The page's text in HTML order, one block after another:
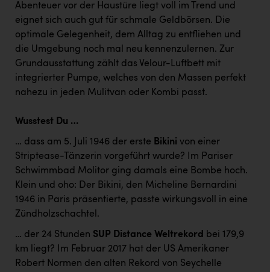
Abenteuer vor der Haustüre liegt voll im Trend und
eignet sich auch gut für schmale Geldbörsen. Die
optimale Gelegenheit, dem Alltag zu entfliehen und
die Umgebung noch mal neu kennenzulernen. Zur
Grundausstattung zählt das Velour-Luftbett mit
integrierter Pumpe, welches von den Massen perfekt
nahezu in jeden Mulitvan oder Kombi passt.
Wusstest Du …
… dass am 5. Juli 1946 der erste Bikini von einer
Striptease-Tänzerin vorgeführt wurde? Im Pariser
Schwimmbad Molitor ging damals eine Bombe hoch.
Klein und oho: Der Bikini, den Micheline Bernardini
1946 in Paris präsentierte, passte wirkungsvoll in eine
Zündholzschachtel.
… der 24 Stunden SUP Distance Weltrekord
bei 179,9
km liegt? Im Februar 2017 hat der US Amerikaner
Robert Normen den alten Rekord von Seychelle